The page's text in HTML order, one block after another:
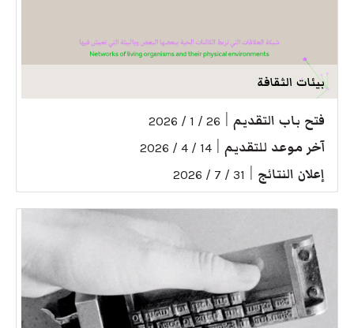
بيئات الثقافة
فتح باب التقديم 26 / 1 / 2026
آخر موعد للتقديم 14 / 4 / 2026
إعلان النتائج 31 / 7 / 2026